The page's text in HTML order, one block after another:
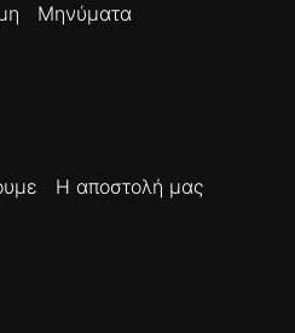
Μηνύματα
Η αποστολή μας